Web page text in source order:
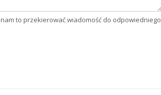
to przekierować wiadomość do odpowiedniego